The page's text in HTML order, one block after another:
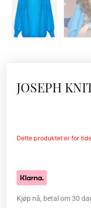
JOSEPH
Dette produktet er for
Kjøp nå, betal om 30